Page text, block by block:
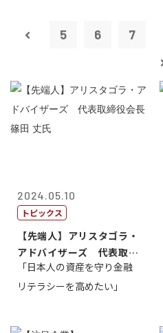
5 6 7
2024.05.10
トピックス
【先端人】アリスタゴラ・
アドバイザーズ 代表取締
役会長 篠田...
「日本人の資産を守り金融
リテラシーを高めたい」